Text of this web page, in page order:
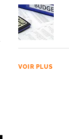
VOIR PLUS